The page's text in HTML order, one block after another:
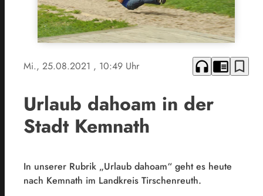
Mi., 25.08.2021 , 10:49 Uhr headphones chrome_reader_mode bookmark_border
Urlaub dahoam in der
Stadt Kemnath
In unserer Rubrik „Urlaub dahoam“ geht es heute
nach Kemnath im Landkreis Tirschenreuth.